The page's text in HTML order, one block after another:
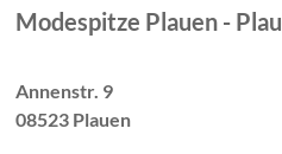
Modespitze Plauen -
Annenstr. 9
08523 Plauen